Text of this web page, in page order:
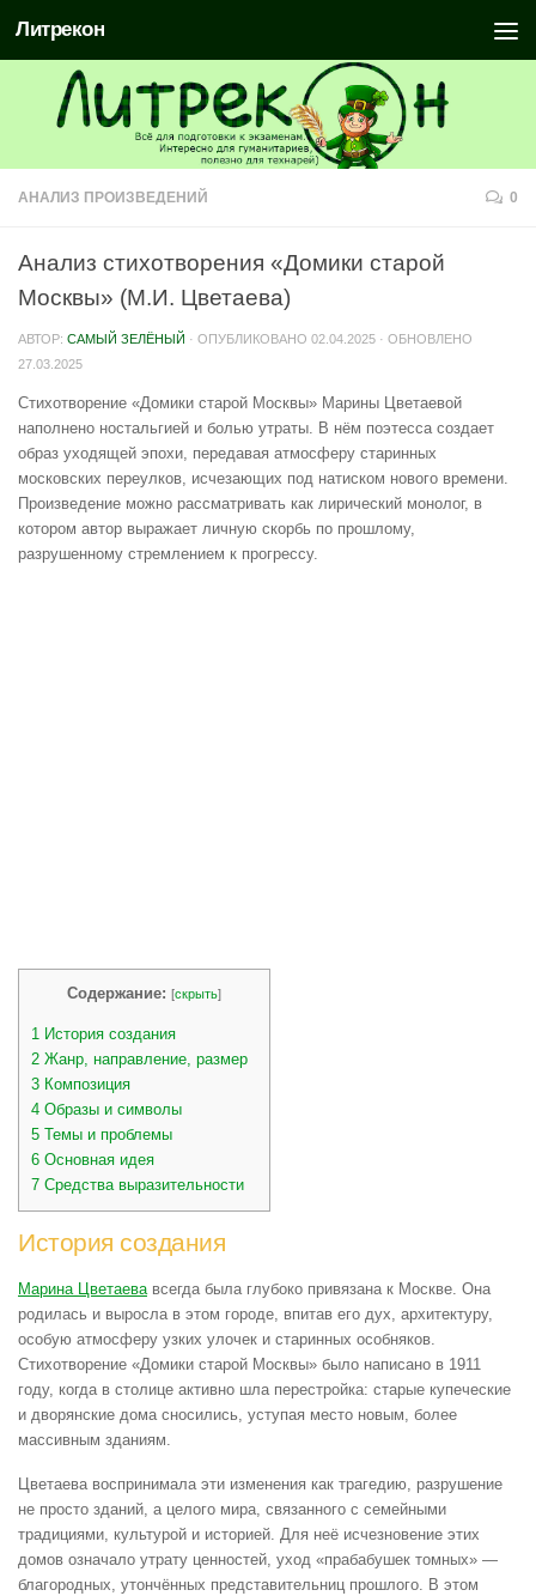
Литрекон
АНАЛИЗ ПРОИЗВЕДЕНИЙ 0
Анализ стихотворения «Домики старой
Москвы» (М.И. Цветаева)
АВТОР: САМЫЙ ЗЕЛЁНЫЙ · ОПУБЛИКОВАНО 02.04.2025 · ОБНОВЛЕНО
27.03.2025
Стихотворение «Домики старой Москвы» Марины Цветаевой
наполнено ностальгией и болью утраты. В нём поэтесса создает
образ уходящей эпохи, передавая атмосферу старинных
московских переулков, исчезающих под натиском нового времени.
Произведение можно рассматривать как лирический монолог, в
котором автор выражает личную скорбь по прошлому,
разрушенному стремлением к прогрессу.
Содержание: [скрыть]
1
История создания
2 Жанр, направление, размер
3 Композиция
4 Образы и символы
5 Темы и проблемы
6 Основная идея
7 Средства выразительности
История создания
Марина Цветаева всегда была глубоко привязана к Москве. Она
родилась и выросла в этом городе, впитав его дух, архитектуру,
особую атмосферу узких улочек и старинных особняков.
Стихотворение «Домики старой Москвы» было написано в 1911
году, когда в столице активно шла перестройка: старые купеческие
и дворянские дома сносились, уступая место новым, более
массивным зданиям.
Цветаева воспринимала эти изменения как трагедию, разрушение
не просто зданий, а целого мира, связанного с семейными
традициями, культурой и историей. Для неё исчезновение этих
домов означало утрату ценностей, уход «прабабушек томных» —
благородных, утончённых представительниц прошлого. В этом